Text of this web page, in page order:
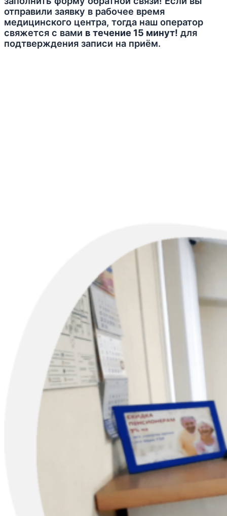
отправили заявку в рабочее время
медицинского центра, тогда наш оператор
свяжется с вами в течение 15 минут! для
подтверждения записи на приём.